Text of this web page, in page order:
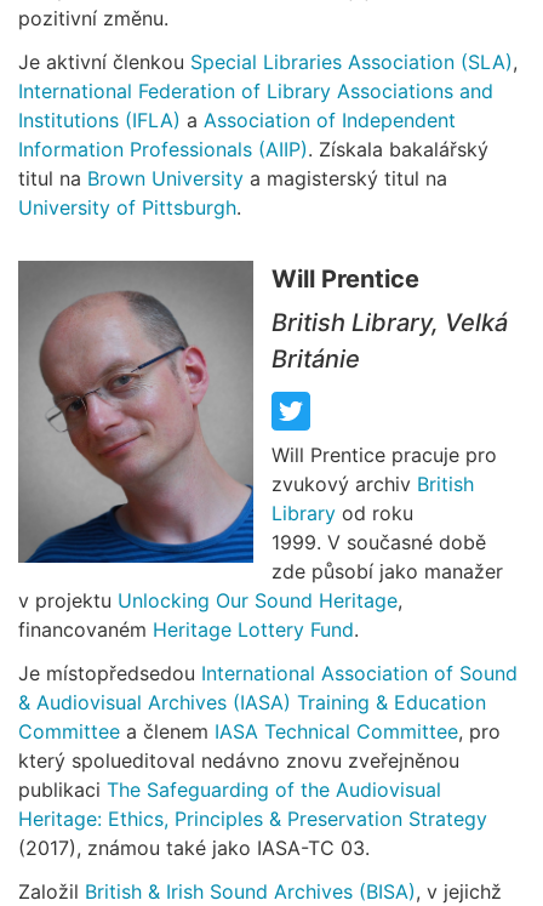
pozitivní změnu.
Je aktivní členkou Special Libraries Association (SLA),
International Federation of Library Associations and
Institutions (IFLA) a Association of Independent
Information Professionals (AIIP). Získala bakalářský
titul na Brown University a magisterský titul na
University of Pittsburgh.
Will Prentice
British Library, Velká
Británie
Will Prentice pracuje pro
zvukový archiv British
Library od roku
1999. V současné době
zde působí jako manažer
v projektu Unlocking Our Sound Heritage,
financovaném Heritage Lottery Fund.
Je místopředsedou International Association of Sound
& Audiovisual Archives (IASA) Training & Education
Committee a členem IASA Technical Committee, pro
který spolueditoval nedávno znovu zveřejněnou
publikaci The Safeguarding of the Audiovisual
Heritage: Ethics, Principles & Preservation Strategy
(2017), známou také jako IASA-TC 03.
Založil British & Irish Sound Archives (BISA), v jejichž